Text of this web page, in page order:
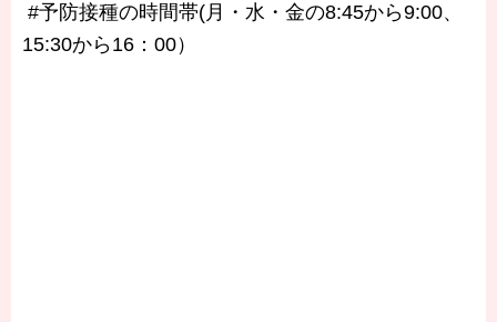
#予防接種の時間帯(月・水・金の8:45から9:00、
15:30から16：00）